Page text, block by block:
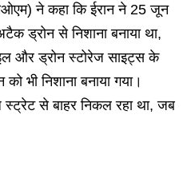
ने कहा कि ईरान ने 25 जून
ड्रोन से निशाना बनाया था,
और ड्रोन स्टोरेज साइट्स के
भी निशाना बनाया गया।
से बाहर निकल रहा था, जब